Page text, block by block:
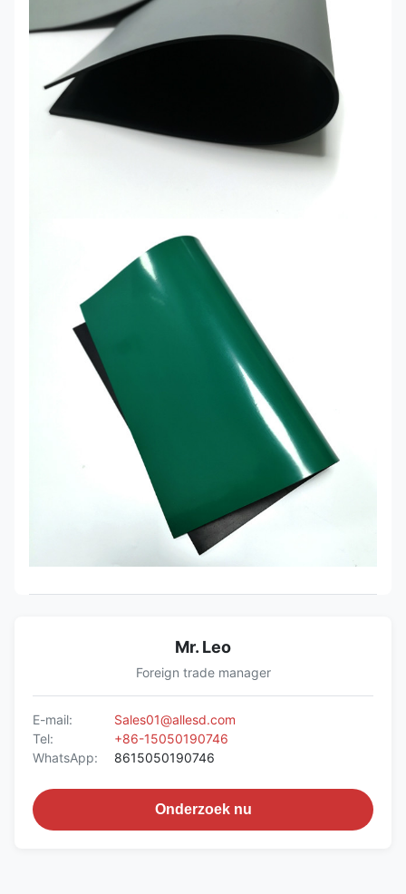
Mr. Leo
Foreign trade manager
E-mail:
Sales01@allesd.com
Tel:
+86-15050190746
WhatsApp:
8615050190746
Onderzoek nu